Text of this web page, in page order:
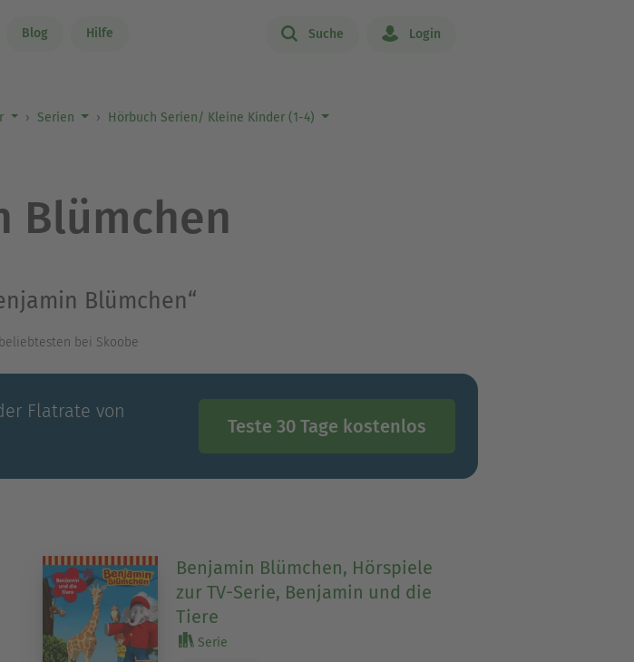
Blog Hilfe Suche Login
Serien
Hörbuch Serien/ Kleine Kinder (1-4)
Blümchen
Blümchen“
bei Skoobe
Flatrate von
Teste 30 Tage kostenlos
Benjamin Blümchen, Hörspiele
zur TV-Serie, Benjamin und die
Tiere
Serie